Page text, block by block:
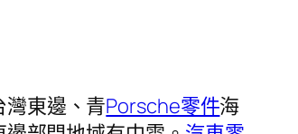
灣東邊、青Porsche零件海